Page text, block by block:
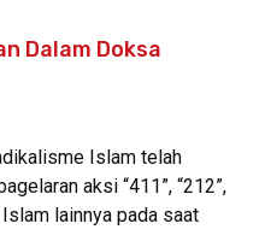
Dalam Doksa
Islam telah
aksi “411”, “212”,
lainnya pada saat